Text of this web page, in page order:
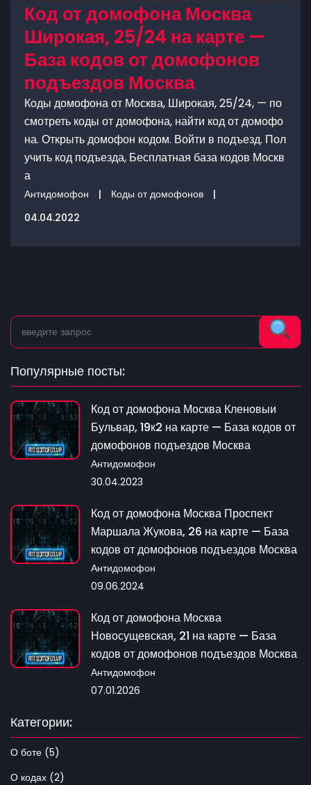
Код от домофона Москва
Широкая, 25/24 на карте —
База кодов от домофонов
подъездов Москва
Коды домофона от Москва, Широкая, 25/24, — по
смотреть коды от домофона, найти код от домофо
на. Открыть домофон кодом. Войти в подъезд. Пол
учить код подъезда, Бесплатная база кодов Москв
а
Антидомофон | Коды от домофонов
|
04.04.2022
Популярные посты:
Код от домофона Москва Кленовыи
Бульвар, 19к2 на карте — База кодов от
домофонов подъездов Москва
Антидомофон
30.04.2023
Код от домофона Москва Проспект
Маршала Жукова, 26 на карте — База
кодов от домофонов подъездов Москва
Антидомофон
09.06.2024
Код от домофона Москва
Новосущевская, 21 на карте — База
кодов от домофонов подъездов Москва
Антидомофон
07.01.2026
Категории:
О боте (5)
О кодах (2)